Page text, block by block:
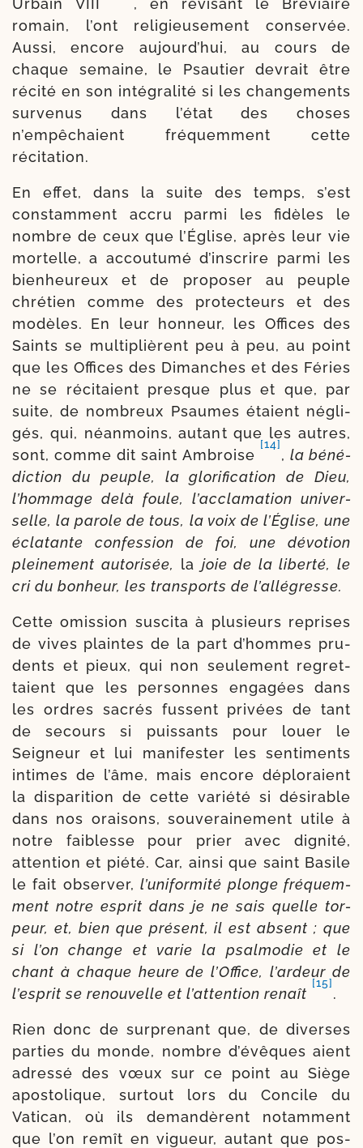
Urbain VIII
, en révi­sant le Bréviaire
romain, l’ont reli­gieu­se­ment conser­vée.
Aussi, encore aujourd’hui, au cours de
chaque semaine, le Psautier devrait être
réci­té en son inté­gra­li­té si les chan­ge­ments
sur­ve­nus dans l’état des choses
n’empêchaient fré­quem­ment cette
récitation.
En effet, dans la suite des temps, s’est
constam­ment accru par­mi les fidèles le
nombre de ceux que l’Église, après leur vie
mor­telle, a accou­tu­mé d’inscrire par­mi les
bien­heu­reux et de pro­po­ser au peuple
chré­tien comme des pro­tec­teurs et des
modèles. En leur hon­neur, les Offices des
Saints se mul­ti­plièrent peu à peu, au point
que les Offices des Dimanches et des Féries
ne se réci­taient presque plus et que, par
suite, de nom­breux Psaumes étaient négli­
gés, qui, néan­moins, autant que les autres,
sont, comme dit saint Ambroise
[14]
, la béné­
dic­tion du peuple, la glo­ri­fi­ca­tion de Dieu,
l’hommage de­là foule, l’acclamation uni­ver­
selle, la parole de tous, la voix de l’Église, une
écla­tante confes­sion de foi, une dévo­tion
plei­ne­ment auto­ri­sée,
la joie de la liber­té, le
cri du bon­heur, les trans­ports de l’allégresse.
Cette omis­sion sus­ci­ta à plu­sieurs reprises
de vives plaintes de la part d’hommes pru­
dents et pieux, qui non seule­ment regret­
taient que les per­sonnes enga­gées dans
les ordres sacrés fussent pri­vées de tant
de secours si puis­sants pour louer le
Seigneur et lui mani­fes­ter les sen­ti­ments
intimes de l’âme, mais encore déplo­raient
la dis­pa­ri­tion de cette varié­té si dési­rable
dans nos orai­sons, sou­ve­rai­ne­ment utile à
notre fai­blesse pour prier avec digni­té,
atten­tion et pié­té. Car, ain­si que saint Basile
le fait obser­ver,l’uniformité plonge fré­quem­
ment notre esprit dans je ne sais quelle tor­
peur, et, bien que pré­sent, il est absent ; que
si l’on change et varie la psal­mo­die et le
chant à chaque heure de l’Office, l’ardeur de
l’esprit se renou­velle et l’attention renaît
[15]
.
Rien donc de sur­pre­nant que, de diverses
par­ties du monde, nombre d’évêques aient
adres­sé des vœux sur ce point au Siège
apos­to­lique, sur­tout lors du Concile du
Vatican, où ils deman­dèrent notam­ment
que l’on remît en vigueur, autant que pos­